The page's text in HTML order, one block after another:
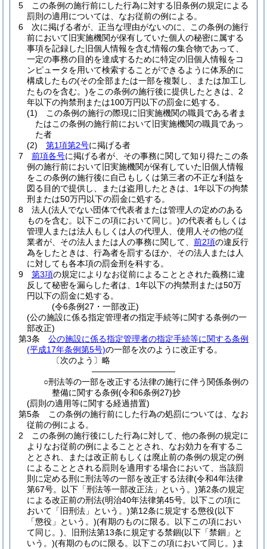
5
この条例の施行前にした行為に対する旧条例の規定による
罰則の適用については、なお従前の例による。
6
次に掲げる者が、正当な理由がないのに、この条例の施行
前において旧実施機関が保有していた個人の秘密に属する
事項を記録した旧個人情報を含む情報の集合物であって、
一定の事務の目的を達成するために特定の旧個人情報をコ
ンピュータを用いて検索することができるように体系的に
構成したもの(その全部または一部を複製し、または加工し
たものを含む。)をこの条例の施行後に提供したときは、2
年以下の拘禁刑または100万円以下の罰金に処する。
(1)
この条例の施行の際現に旧実施機関の職員である者ま
たはこの条例の施行前において旧実施機関の職員であっ
た者
(2)
第1項第2号に掲げる者
7
前項各号に掲げる者が、その事務に関して知り得たこの条
例の施行前において旧実施機関が保有していた旧個人情報
をこの条例の施行後に自己もしくは第三者の不正な利益を
図る目的で提供し、または盗用したときは、1年以下の拘禁
刑または50万円以下の罰金に処する。
8
法人(法人でない団体で代表者または管理人の定めのある
ものを含む。以下この項において同じ。)の代表者もしくは
管理人または法人もしくは人の代理人、使用人その他の従
業者が、その法人または人の事務に関して、 前2項の違反行
為をしたときは、行為者を罰するほか、その法人または人
に対しても各本項の罰金刑を科する。
9
第3項の規定によりなお従前によることとされた義務に違
反して秘密を漏らした者は、1年以下の拘禁刑または50万
円以下の罰金に処する。
(令6条例27・一部改正)
(公の施設に係る指定管理者の指定手続等に関する条例の一
部改正)
第3条
公の施設に係る指定管理者の指定手続等に関する条例
(平成17年条例第5号)の一部を次のように改正する。
〔次のよう〕略
――――――――――
○刑法等の一部を改正する法律の施行に伴う関係条例の
整備に関する条例(令和6条例27)抄
(罰則の適用等に関する経過措置)
第5条
この条例の施行前にした行為の処罰については、なお
従前の例による。
2
この条例の施行後にした行為に対して、他の条例の規定に
よりなお従前の例によることとされ、なお効力を有するこ
ととされ、または改正前もしくは廃止前の条例の規定の例
によることとされる罰則を適用する場合において、当該罰
則に定める刑に刑法等の一部を改正する法律(令和4年法律
第67号。以下「刑法等一部改正法」という。)第2条の規定
による改正前の刑法(明治40年法律第45号。以下この項に
おいて「旧刑法」という。)第12条に規定する懲役(以下
「懲役」という。)(有期のものに限る。以下この項におい
て同じ。) 、旧刑法第13条に規定する禁錮(以下「禁錮」と
いう。)(有期のものに限る。以下この項において同じ。) ま